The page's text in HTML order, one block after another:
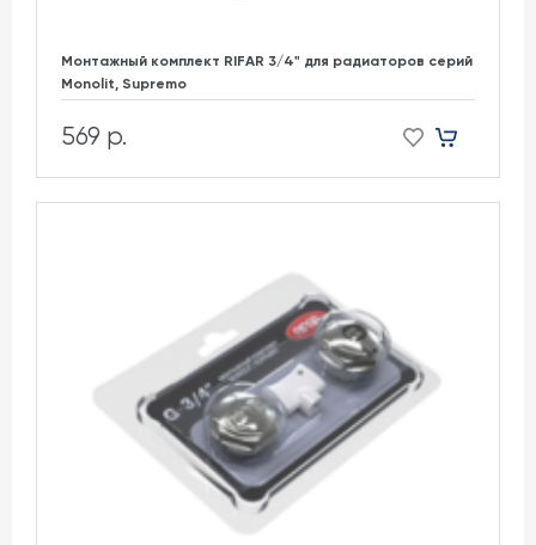
Монтажный комплект RIFAR 3/4" для радиаторов cерий
Monolit, Supremo
569 р.